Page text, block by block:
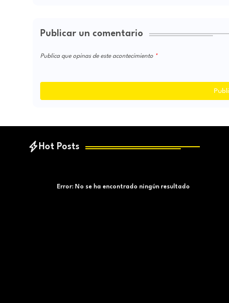
Publicar un comentario
Publica que opinas de este acontecimiento
Hot Posts
Error: No se ha encontrado ningún resultado